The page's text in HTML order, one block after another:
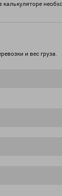
и вес груза.